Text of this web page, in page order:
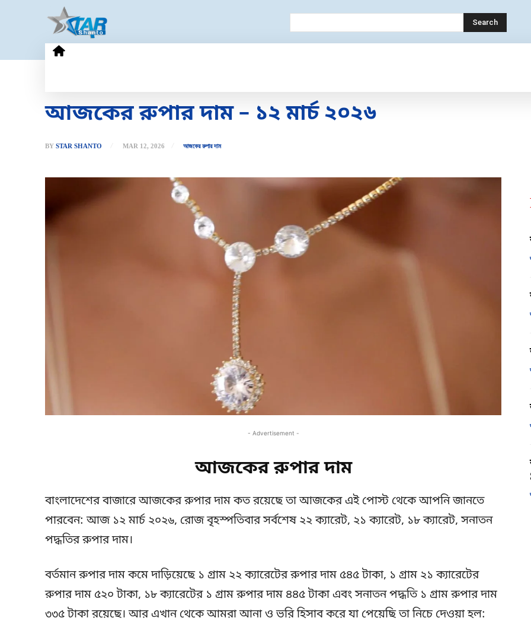
Search
আজকের রুপার দাম – ১২ মার্চ ২০২৬
BY STAR SHANTO MAR 12, 2026 আজকের রুপার দাম
- Advertisement -
আজকের রুপার দাম
বাংলাদেশের বাজারে আজকের রুপার দাম কত রয়েছে তা আজকের এই পোস্ট থেকে আপনি জানতে
পারবেন: আজ ১২ মার্চ ২০২৬, রোজ বৃহস্পতিবার সর্বশেষ ২২ ক্যারেট, ২১ ক্যারেট, ১৮ ক্যারেট, সনাতন
পদ্ধতির রুপার দাম।
বর্তমান রুপার দাম কমে দাড়িয়েছে ১ গ্রাম ২২ ক্যারেটের রুপার দাম ৫৪৫ টাকা, ১ গ্রাম ২১ ক্যারেটের
রুপার দাম ৫২০ টাকা, ১৮ ক্যারেটের ১ গ্রাম রুপার দাম ৪৪৫ টাকা এবং সনাতন পদ্ধতি ১ গ্রাম রুপার দাম
৩৩৫ টাকা রয়েছে। আর এখান থেকে আমরা আনা ও ভরি হিসাব করে যা পেয়েছি তা নিচে দেওয়া হল: